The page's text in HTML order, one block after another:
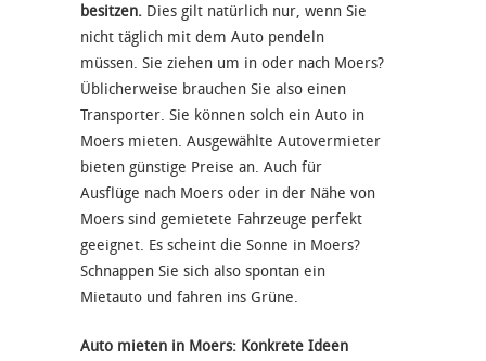
besitzen. Dies gilt natürlich nur, wenn Sie
nicht täglich mit dem Auto pendeln
müssen. Sie ziehen um in oder nach Moers?
Üblicherweise brauchen Sie also einen
Transporter. Sie können solch ein Auto in
Moers mieten. Ausgewählte Autovermieter
bieten günstige Preise an. Auch für
Ausflüge nach Moers oder in der Nähe von
Moers sind gemietete Fahrzeuge perfekt
geeignet. Es scheint die Sonne in Moers?
Schnappen Sie sich also spontan ein
Mietauto und fahren ins Grüne.
Auto mieten in Moers: Konkrete Ideen